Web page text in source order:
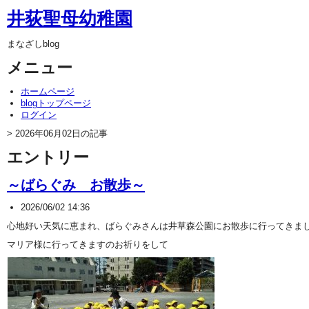
井荻聖母幼稚園
まなざしblog
メニュー
ホームページ
blogトップページ
ログイン
> 2026年06月02日の記事
エントリー
～ばらぐみ お散歩～
2026/06/02 14:36
心地好い天気に恵まれ、ばらぐみさんは井草森公園にお散歩に行ってきま
マリア様に行ってきますのお祈りをして